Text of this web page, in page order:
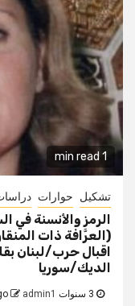
1 min read
تشكيل حوارات
الرمز والأنسنة في
(العرَّافة ذات
اقبال حرب/لبنان
الديك/سوريا
admin1